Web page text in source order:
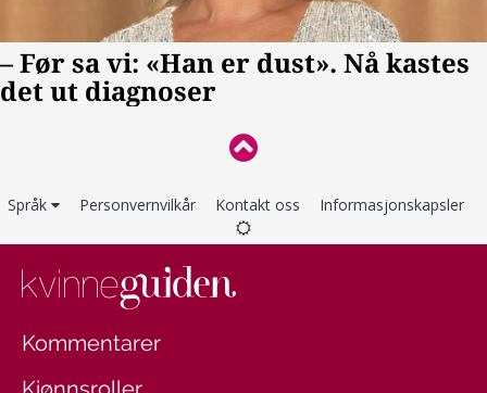
Språk Personvernvilkår Kontakt oss Informasjonskapsler
Kommentarer